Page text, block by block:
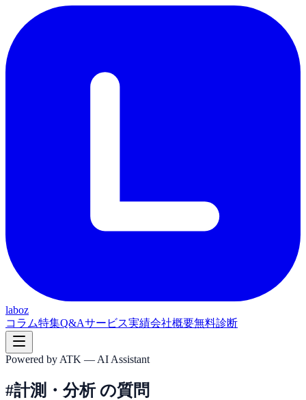
laboz
コラム特集Q&Aサービス実績会社概要無料診断
Powered by ATK — AI Assistant
#計測・分析 の質問